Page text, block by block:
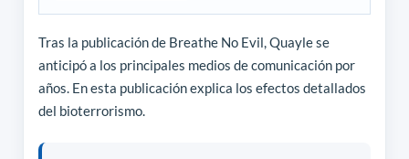
Tras la publicación de Breathe No Evil, Quayle se
anticipó a los principales medios de comunicación por
años. En esta publicación explica los efectos detallados
del bioterrorismo.